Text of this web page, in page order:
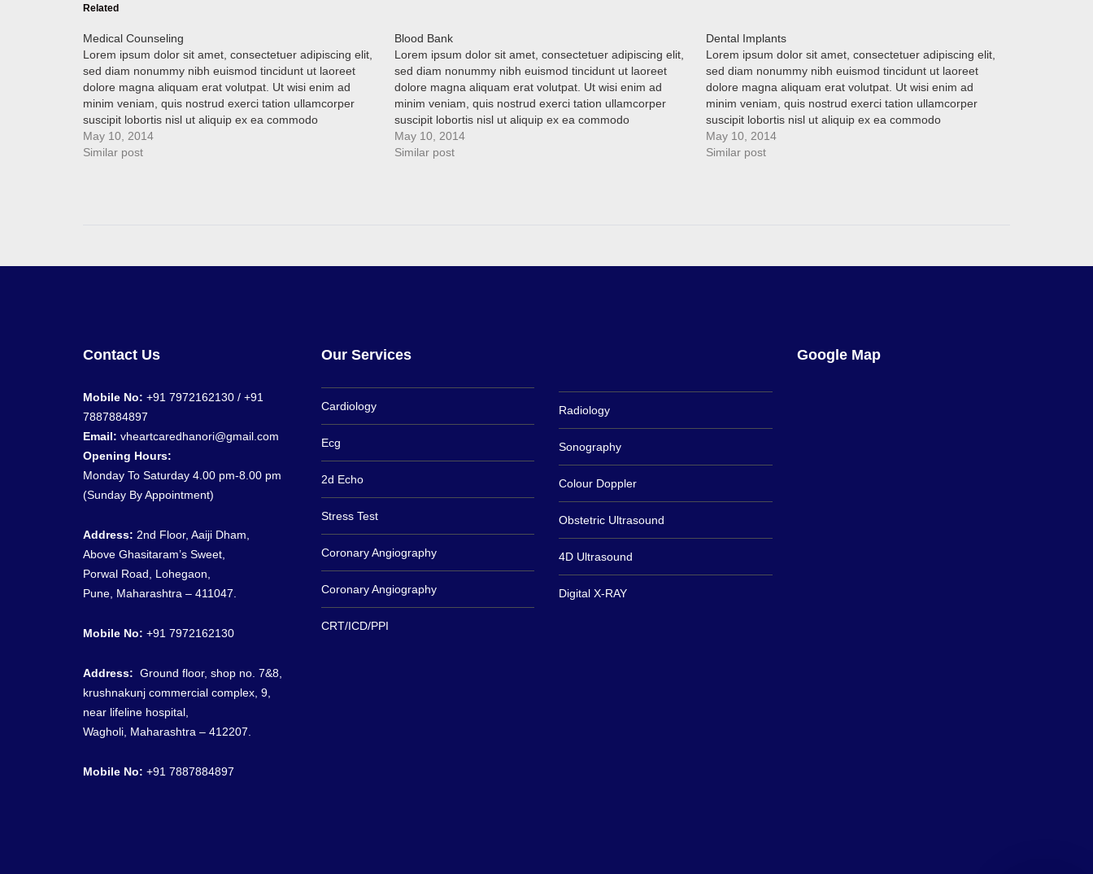
Related
Medical Counseling
Lorem ipsum dolor sit amet, consectetuer adipiscing elit,
sed diam nonummy nibh euismod tincidunt ut laoreet
dolore magna aliquam erat volutpat. Ut wisi enim ad
minim veniam, quis nostrud exerci tation ullamcorper
suscipit lobortis nisl ut aliquip ex ea commodo
consequat. Duis autem vel eum iriure dolor in hendrerit
in…
May 10, 2014
Similar post
Blood Bank
Lorem ipsum dolor sit amet, consectetuer adipiscing elit,
sed diam nonummy nibh euismod tincidunt ut laoreet
dolore magna aliquam erat volutpat. Ut wisi enim ad
minim veniam, quis nostrud exerci tation ullamcorper
suscipit lobortis nisl ut aliquip ex ea commodo
consequat. Duis autem vel eum iriure dolor in hendrerit
in…
May 10, 2014
Similar post
Dental Implants
Lorem ipsum dolor sit amet, consectetuer adipiscing elit,
sed diam nonummy nibh euismod tincidunt ut laoreet
dolore magna aliquam erat volutpat. Ut wisi enim ad
minim veniam, quis nostrud exerci tation ullamcorper
suscipit lobortis nisl ut aliquip ex ea commodo
consequat. Duis autem vel eum iriure dolor in hendrerit
in…
May 10, 2014
Similar post
Contact Us
Mobile No: +91 7972162130 / +91
7887884897
Email: vheartcaredhanori@gmail.com
Opening Hours:
Monday To Saturday 4.00 pm-8.00 pm
(Sunday By Appointment)
Address: 2nd Floor, Aaiji Dham,
Above Ghasitaram’s Sweet,
Porwal Road, Lohegaon,
Pune, Maharashtra – 411047.
Mobile No: +91 7972162130
Address: Ground floor, shop no. 7&8
krushnakunj commercial complex, 9,
near lifeline hospital,
Wagholi, Maharashtra – 412207.
Mobile No: +91 7887884897
Our Services
Cardiology
Ecg
2d Echo
Stress Test
Coronary Angiography
Coronary Angiography
CRT/ICD/PPI
Radiology
Sonography
Colour Doppler
Obstetric Ultrasound
4D Ultrasound
Digital X-RAY
Google Map